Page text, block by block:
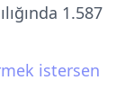
1.587
istersen